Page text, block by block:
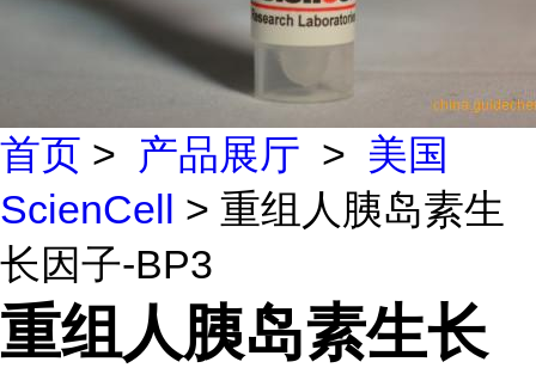
首页 > 产品展厅 > 美国
ScienCell > 重组人胰岛素生
长因子-BP3
重组人胰岛素生长